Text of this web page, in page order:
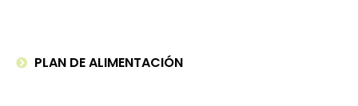
PLAN DE ALIMENTACIÓN